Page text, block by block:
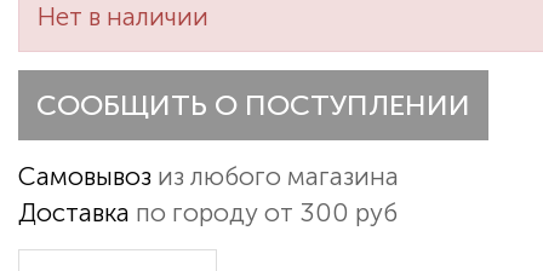
Нет в наличии
СООБЩИТЬ О ПОСТУПЛЕНИИ
Самовывоз из любого магазина
Доставка по городу от 300 руб